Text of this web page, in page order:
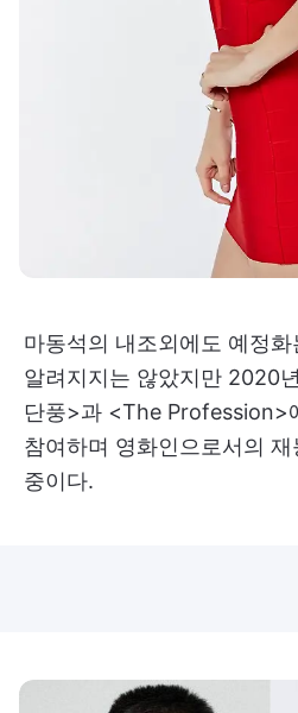
마동석의 내조외에도 예정화
알려지지는 않았지만 2020
단풍>과 <The Profession>
참여하며 영화인으로서의
중이다.